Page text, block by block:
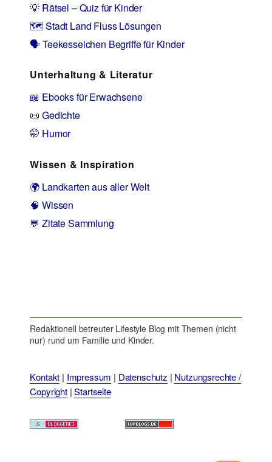
💡 Rätsel – Quiz für Kinder
🗺️ Stadt Land Fluss Lösungen
🗣️ Teekesselchen Begriffe für Kinder
Unterhaltung & Literatur
📖 Ebooks für Erwachsene
📜 Gedichte
🤭 Humor
Wissen & Inspiration
🌍 Landkarten aus aller Welt
🧠 Wissen
💬 Zitate Sammlung
Redaktionell betreuter Lifestyle Blog mit Themen (nicht
nur) rund um Familie und Kinder.
Kontakt | Impressum | Datenschutz | Nutzungsrechte /
Copyright|Startseite